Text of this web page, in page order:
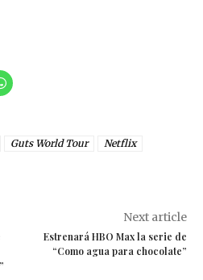
Guts World Tour
Netflix
Next article
Estrenará HBO Max la serie de
“Como agua para chocolate”